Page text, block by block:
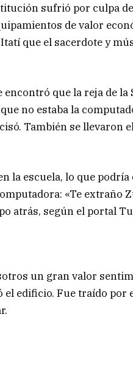
sufrió por culpa
de valor
que el sacerdote y
que la reja de
no estaba la
También se llevaron
la escuela, lo que
«Te extraño
atrás, según el portal
un gran valor
edificio. Fue traído